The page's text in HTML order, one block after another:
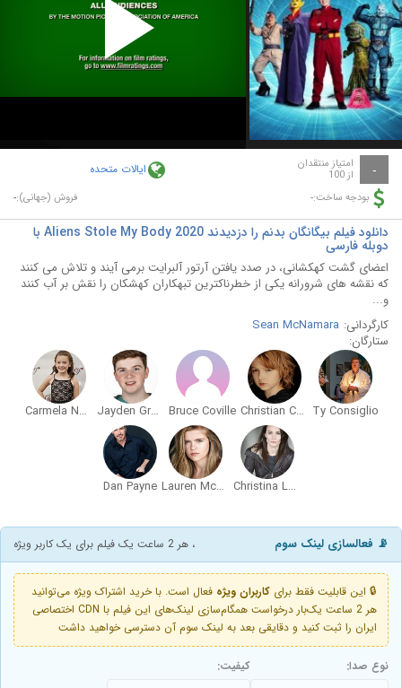
Play
Video
- امتیاز منتقدان
از 100 ایالات متحده
بودجه ساخت:- فروش (جهانی):-
دانلود فیلم بیگانگان بدنم را دزدیدند Aliens Stole My Body 2020 با
دوبله فارسی
اعضای گشت کهکشانی، در صدد یافتن آرتور آلبرایت برمی آیند و تلاش می کنند
که نقشه های شرورانه یکی از خطرناکترین تبهکاران کهشکان را نقش بر آب کنند
و...
کارگردانی: Sean McNamara
ستارگان:
Ty Consiglio
Christian Convery
Bruce Coville
Jayden Greig
Carmela Nossa Guizzo
Christina Lewall
Lauren McNamara
Dan Payne
📡 فعالسازی لینک سوم ، هر 2 ساعت یک فیلم برای یک کاربر ویژه
🔒 این قابلیت فقط برای کاربران ویژه فعال است. با خرید اشتراک ویژه می‌توانید
هر 2 ساعت یک‌بار درخواست همگام‌سازی لینک‌های این فیلم با CDN اختصاصی
ایران را ثبت کنید و دقایقی بعد به لینک سوم آن دسترسی خواهید داشت
نوع صدا: کیفیت: